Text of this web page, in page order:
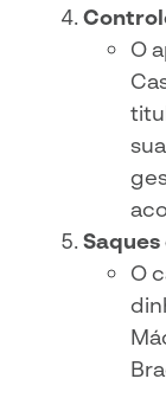
O
O